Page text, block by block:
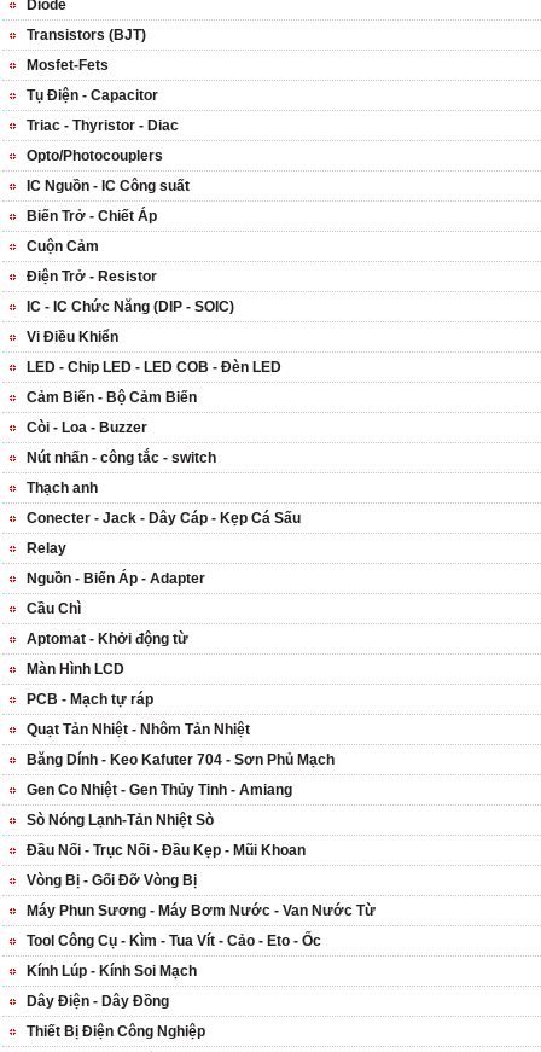
Diode
Transistors (BJT)
Mosfet-Fets
Tụ Điện - Capacitor
Triac - Thyristor - Diac
Opto/Photocouplers
IC Nguồn - IC Công suất
Biến Trở - Chiết Áp
Cuộn Cảm
Điện Trở - Resistor
IC - IC Chức Năng (DIP - SOIC)
Vi Điều Khiển
LED - Chip LED - LED COB - Đèn LED
Cảm Biến - Bộ Cảm Biến
Còi - Loa - Buzzer
Nút nhấn - công tắc - switch
Thạch anh
Conecter - Jack - Dây Cáp - Kẹp Cá Sấu
Relay
Nguồn - Biến Áp - Adapter
Cầu Chì
Aptomat - Khởi động từ
Màn Hình LCD
PCB - Mạch tự ráp
Quạt Tản Nhiệt - Nhôm Tản Nhiệt
Băng Dính - Keo Kafuter 704 - Sơn Phủ Mạch
Gen Co Nhiệt - Gen Thủy Tinh - Amiang
Sò Nóng Lạnh-Tản Nhiệt Sò
Đầu Nối - Trục Nối - Đầu Kẹp - Mũi Khoan
Vòng Bị - Gối Đỡ Vòng Bị
Máy Phun Sương - Máy Bơm Nước - Van Nước Từ
Tool Công Cụ - Kìm - Tua Vít - Cảo - Eto - Ốc
Kính Lúp - Kính Soi Mạch
Dây Điện - Dây Đồng
Thiết Bị Điện Công Nghiệp